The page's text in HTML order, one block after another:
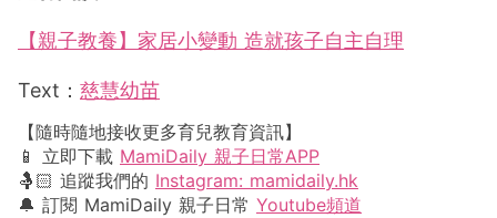
【親子教養】家居小變動 造就孩子自主自理
Text： 慈慧幼苗
【隨時隨地接收更多育兒教育資訊】
📱 立即下載 MamiDaily 親子日常APP
🤱🏻 追蹤我們的 Instagram: mamidaily.hk
🔔 訂閱 MamiDaily 親子日常 Youtube頻道